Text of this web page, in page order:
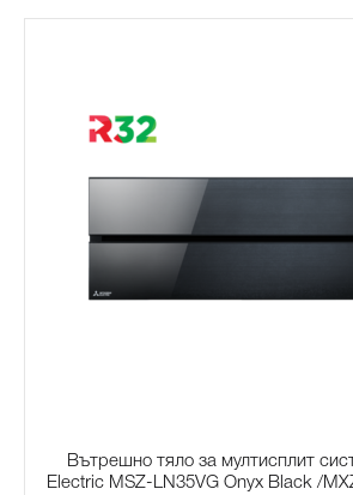
Вътрешно тяло за мултисплит
Electric MSZ-LN35VG Onyx Black /